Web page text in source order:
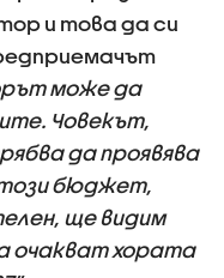
и това да си
може да
Човекът,
да проявява
този бюджет,
ще видим
очакват хората